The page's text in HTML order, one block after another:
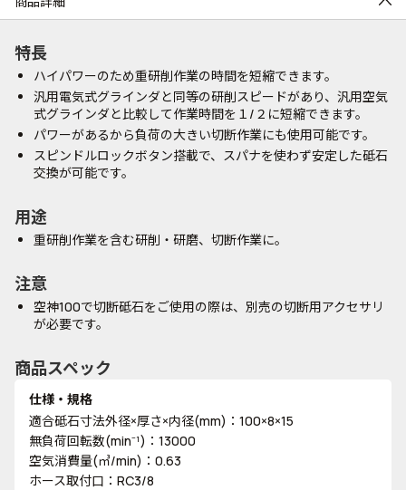
特長
ハイパワーのため重研削作業の時間を短縮できます。
汎用電気式グラインダと同等の研削スピードがあり、汎用空気
式グラインダと比較して作業時間を１/２に短縮できます。
パワーがあるから負荷の大きい切断作業にも使用可能です。
スピンドルロックボタン搭載で、スパナを使わず安定した砥石
交換が可能です。
用途
重研削作業を含む研削・研磨、切断作業に。
注意
空神100で切断砥石をご使用の際は、別売の切断用アクセサリ
が必要です。
商品スペック
仕様・規格
適合砥石寸法外径×厚さ×内径(mm)：100×8×15
無負荷回転数(min⁻¹)：13000
空気消費量(㎥/min)：0.63
ホース取付口：RC3/8